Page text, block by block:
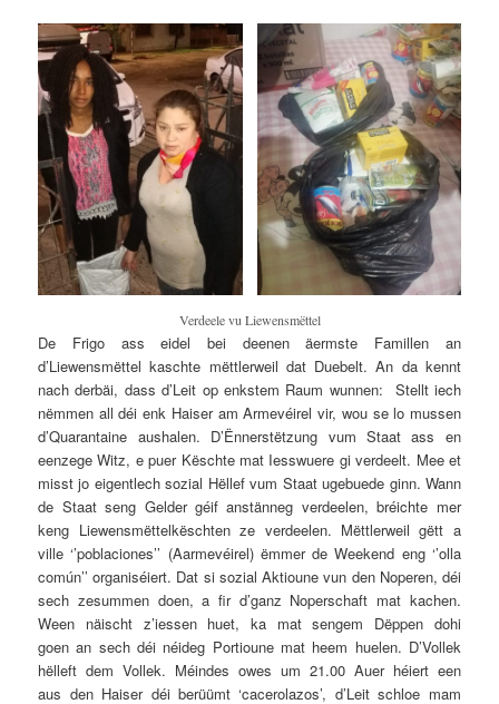
Verdeele vu Liewensmëttel
De Frigo ass eidel bei deenen äermste Famillen an
d’Liewensmëttel kaschte mëttlerweil dat Duebelt. An da kennt
nach derbäi, dass d’Leit op enkstem Raum wunnen: Stellt iech
nëmmen all déi enk Haiser am Armevéirel vir, wou se lo mussen
d’Quarantaine aushalen. D’Ënnerstëtzung vum Staat ass en
eenzege Witz, e puer Këschte mat Iesswuere gi verdeelt. Mee et
misst jo eigentlech sozial Hëllef vum Staat ugebuede ginn. Wann
de Staat seng Gelder géif anstänneg verdeelen, bréichte mer
keng Liewensmëttelkëschten ze verdeelen. Mëttlerweil gëtt a
ville ‘’poblaciones’’ (Aarmevéirel) ëmmer de Weekend eng ‘’olla
común’’ organiséiert. Dat si sozial Aktioune vun den Noperen, déi
sech zesummen doen, a fir d’ganz Noperschaft mat kachen.
Ween näischt z’iessen huet, ka mat sengem Dëppen dohi
goen an sech déi néideg Portioune mat heem huelen. D’Vollek
hëlleft dem Vollek. Méindes owes um 21.00 Auer héiert een
aus den Haiser déi berüümt ‘cacerolazos’, d’Leit schloe mam